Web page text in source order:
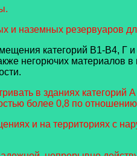
наземных резервуаров
категорий В1-В4,
негорючих материалов
в зданиях
более 0,8 по
и на территориях с